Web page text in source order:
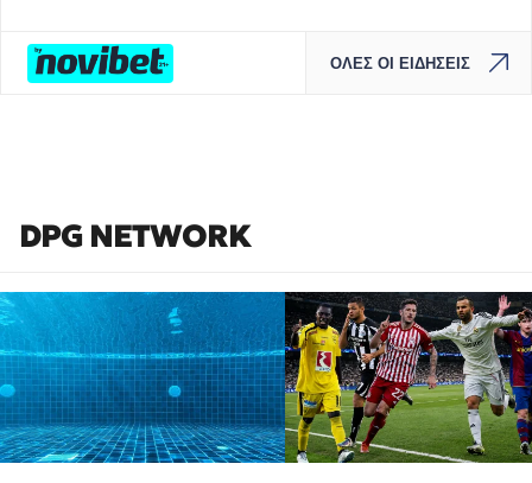
ΟΛΕΣ ΟΙ ΕΙΔΗΣΕΙΣ
DPG NETWORK